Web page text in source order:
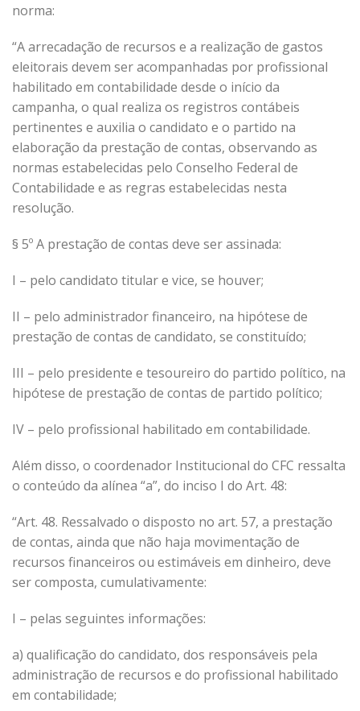
norma:
“A arrecadação de recursos e a realização de gastos
eleitorais devem ser acompanhadas por profissional
habilitado em contabilidade desde o início da
campanha, o qual realiza os registros contábeis
pertinentes e auxilia o candidato e o partido na
elaboração da prestação de contas, observando as
normas estabelecidas pelo Conselho Federal de
Contabilidade e as regras estabelecidas nesta
resolução.
§ 5º A prestação de contas deve ser assinada:
I – pelo candidato titular e vice, se houver;
II – pelo administrador financeiro, na hipótese de
prestação de contas de candidato, se constituído;
III – pelo presidente e tesoureiro do partido político, na
hipótese de prestação de contas de partido político;
IV – pelo profissional habilitado em contabilidade.
Além disso, o coordenador Institucional do CFC ressalta
o conteúdo da alínea “a”, do inciso I do Art. 48:
“Art. 48. Ressalvado o disposto no art. 57, a prestação
de contas, ainda que não haja movimentação de
recursos financeiros ou estimáveis em dinheiro, deve
ser composta, cumulativamente:
I – pelas seguintes informações:
a) qualificação do candidato, dos responsáveis pela
administração de recursos e do profissional habilitado
em contabilidade;